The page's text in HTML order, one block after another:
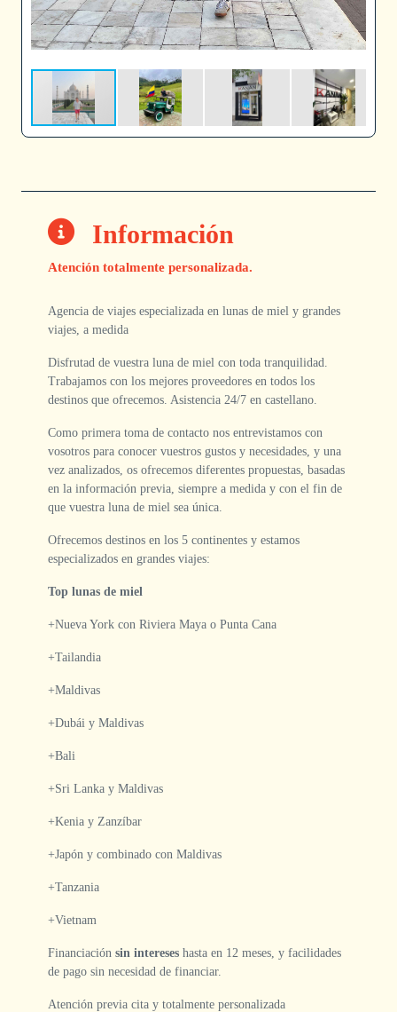
Información
Atención totalmente personalizada.
Agencia de viajes especializada en lunas de miel y grandes
viajes, a medida
Disfrutad de vuestra luna de miel con toda tranquilidad.
Trabajamos con los mejores proveedores en todos los
destinos que ofrecemos. Asistencia 24/7 en castellano.
Como primera toma de contacto nos entrevistamos con
vosotros para conocer vuestros gustos y necesidades, y una
vez analizados, os ofrecemos diferentes propuestas, basadas
en la información previa, siempre a medida y con el fin de
que vuestra luna de miel sea única.
Ofrecemos destinos en los 5 continentes y estamos
especializados en grandes viajes:
Top lunas de miel
+Nueva York con Riviera Maya o Punta Cana
+Tailandia
+Maldivas
+Dubái y Maldivas
+Bali
+Sri Lanka y Maldivas
+Kenia y Zanzíbar
+Japón y combinado con Maldivas
+Tanzania
+Vietnam
Financiación sin intereses hasta en 12 meses, y facilidades
de pago sin necesidad de financiar.
Atención previa cita y totalmente personalizada